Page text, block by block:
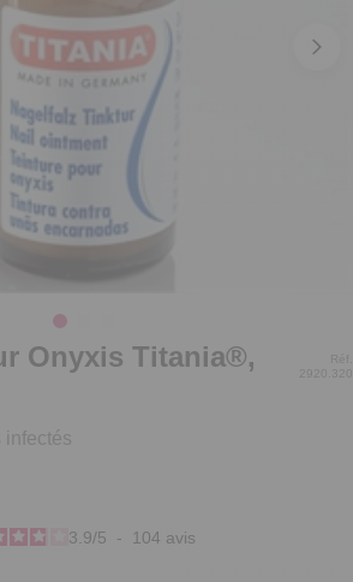
Onyxis Titania®,
infectés
Réf.
2920.320
3.9/5 - 104 avis